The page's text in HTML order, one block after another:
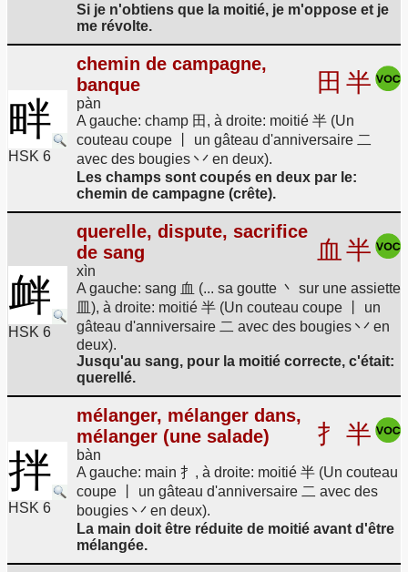
Si je n'obtiens que la moitié, je m'oppose et je
me révolte.
畔
HSK 6
chemin de campagne,
banque
pàn
田 半
A gauche: champ 田, à droite: moitié 半 (Un
couteau coupe 丨 un gâteau d'anniversaire 二
avec des bougies 丷 en deux).
Les champs sont coupés en deux par le:
chemin de campagne (crête).
衅
HSK 6
querelle, dispute, sacrifice
de sang
xìn
血 半
A gauche: sang 血 (... sa goutte 丶 sur une assiette
皿), à droite: moitié 半 (Un couteau coupe 丨 un
gâteau d'anniversaire 二 avec des bougies 丷 en
deux).
Jusqu'au sang, pour la moitié correcte, c'était:
querellé.
拌
HSK 6
mélanger, mélanger dans,
mélanger (une salade)
bàn
扌 半
A gauche: main 扌, à droite: moitié 半 (Un couteau
coupe 丨 un gâteau d'anniversaire 二 avec des
bougies 丷 en deux).
La main doit être réduite de moitié avant d'être
mélangée.